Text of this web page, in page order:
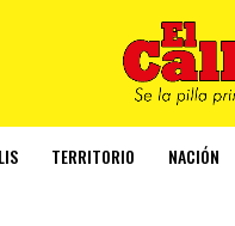
TERRITORIO NACIÓN